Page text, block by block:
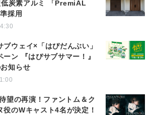
炭素アルミ 「PremiAL
採用
ブウェイ×「はぴだんぶい」
ーン 『はぴサブサマー！』
知らせ
望の再演！ファントム＆ク
役のWキャスト4名が決定！